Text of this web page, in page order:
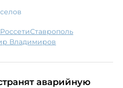
Россети
Ставрополь
Владимиров
аварийную